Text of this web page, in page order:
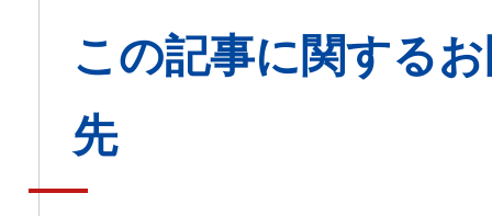
この記事に関する
先